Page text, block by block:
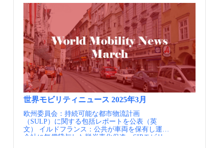
道用地を利用することで、新たな用地取得を行
わず、迅速に整備することが可能となりまし
た。あわせてガイドウェイ区間に並行して歩行
者、自転車、馬などで利用できるマルチユーザ
ーパス（MUP)を整備することで、地域のウェ
ルビーイングの向上にも貢献しています。 路線
の多くの区間でバスが優先的に走行できる工夫
がされている（出典①） 鉄道用地を活用したガ
イドウェイ軌道とMUP（出典②） ポイント こ
れまで渋滞や不便な乗り換えを強いられていた
リーでは、専用空間を他の交通に邪魔されずに
快適かつ安定して運行できるガイドウェイバス
方式が選択されました。ガイドウェイ方式同様
他の車両を排除できる一般的なバス専用道方式
と比較して、同等の整備コストながらも道路の
技術基準に沿った幅員の確保が不要なことが、
マルチユーザーパス（MUP）も同時整備する本
計画に適していました。さらに小さい幅員なが
くにあるアンコーツは、かつてはコットン工場
と倉庫による地区で、他の地区と同様に産業の
空洞化と人口減に陥りました。地区が荒廃して
いく中で20世紀終盤に産業遺産を生かしたまち
づくりの機運が高まり、隣接するニューイズリ
ントン地区と併せたおよそ800m四方のエリア
で、歴史的建築物を活用した再開発が始まりま
した。このアンコーツ再開発はアーバンヴィレ
ッジ運動と呼ばれる1990年代以降英国各地の市
街地再生に影響を与えた考え方に大きく影響を
受けています。アーバンビレッジは「適切なサ
イズ」「機能のミックス」「多様な住宅タイ
プ、所有形態、様々な社会階層の共生」「歩行
バンビレッジが隣接した多核ネットワークの都
市構造」を基本的なコンセプトとしています。
交通の観点からは徒歩、自転車、公共交通を優
先する考え方が示され、自動車交通と大気汚染
世界モビリティニュース 2025年3月
欧州委員会：持続可能な都市物流計画
（SULP）に関する包括レポートを公表（英
文） イルドフランス：公共が車両を保有し運営
会社に無償貸与した脱炭素化促進、SIPモビリ